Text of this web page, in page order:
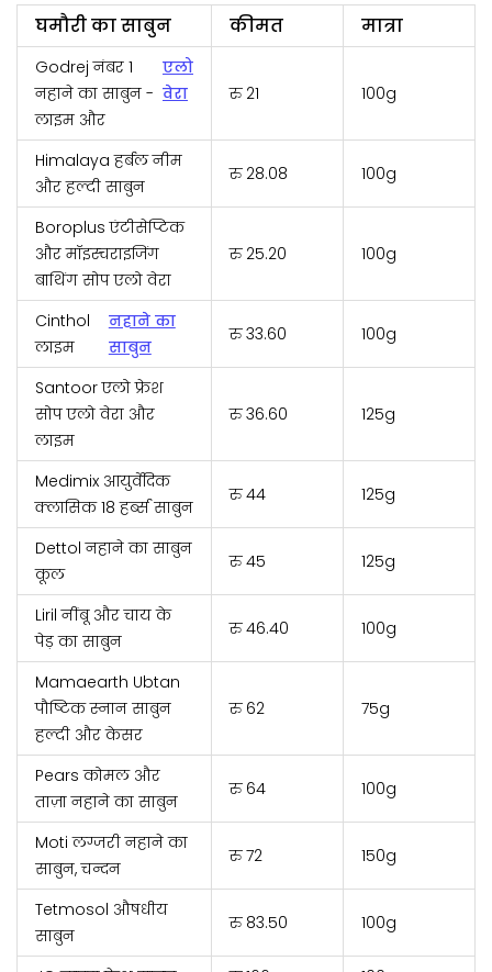
घमौरी का साबुन कीमत मात्रा
Godrej नंबर 1
नहाने का साबुन -
लाइम और
एलो
वेरा
रु 21 100g
Himalaya हर्बल नीम
और हल्दी साबुन
रु 28.08 100g
Boroplus एंटीसेप्टिक
और मॉइस्चराइजिंग
बाथिंग सोप एलो वेरा
रु 25.20 100g
Cinthol
लाइम
नहाने का
साबुन
रु 33.60 100g
Santoor एलो फ्रेश
सोप एलो वेरा और
लाइम
रु 36.60 125g
Medimix आयुर्वेदिक
क्लासिक 18 हर्ब्स साबुन
रु 44 125g
Dettol नहाने का साबुन
कूल
रु 45 125g
Liril नींबू और चाय के
पेड़ का साबुन
रु 46.40 100g
Mamaearth Ubtan
पौष्टिक स्नान साबुन
हल्दी और केसर
रु 62 75g
Pears कोमल और
ताज़ा नहाने का साबुन
रु 64 100g
Moti लग्जरी नहाने का
साबुन, चन्दन
रु 72 150g
Tetmosol औषधीय
साबुन
रु 83.50 100g